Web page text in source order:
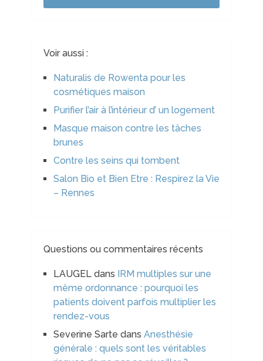
Voir aussi :
Naturalis de Rowenta pour les
cosmétiques maison
Purifier l’air à l’intérieur d’ un logement
Masque maison contre les tâches
brunes
Contre les seins qui tombent
Salon Bio et Bien Etre : Respirez la Vie
– Rennes
Questions ou commentaires récents
LAUGELdans
IRM multiples sur une
même ordonnance : pourquoi les
patients doivent parfois multiplier les
rendez-vous
Severine Sarte dans Anesthésie
générale : quels sont les véritables